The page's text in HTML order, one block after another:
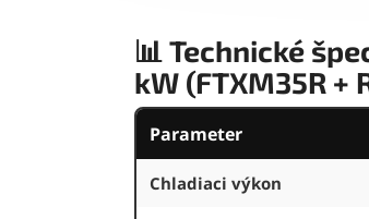
📊 Technické
kW (FTXM35R +
Parameter
Chladiaci výkon